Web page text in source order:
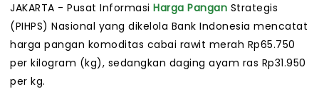
JAKARTA - Pusat Informasi Harga Pangan Strategis
(PIHPS) Nasional yang dikelola Bank Indonesia mencatat
harga pangan komoditas cabai rawit merah Rp65.750
per kilogram (kg), sedangkan daging ayam ras Rp31.950
per kg.